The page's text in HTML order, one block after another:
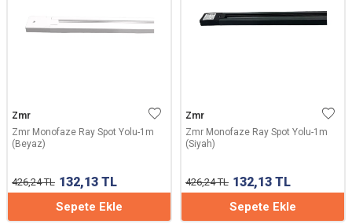
Zmr
Zmr Monofaze Ray Spot Yolu-1m
(Beyaz)
426,24TL 132,13 TL
Sepete Ekle
Zmr
Zmr Monofaze Ray Spot Yolu-1m
(Siyah)
426,24TL 132,13 TL
Sepete Ekle